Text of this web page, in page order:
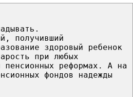
получивший
здоровый ребенок
при любых
пенсионных реформах. А на
фондов надежды